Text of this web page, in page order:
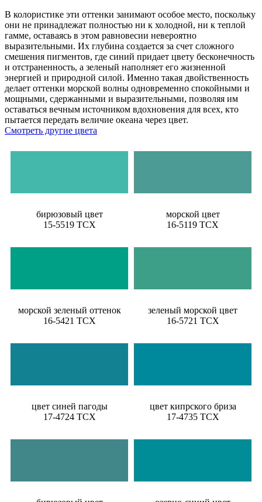
В колористике эти оттенки занимают особое место, поскольку
они не принадлежат полностью ни к холодной, ни к теплой
гамме, оставаясь в этом равновесии невероятно
выразительными. Их глубина создается за счет сложного
смешения пигментов, где синий придает цвету бесконечность
и отстраненность, а зеленый наполняет его жизненной
энергией и природной силой. Именно такая двойственность
делает оттенки морской волны одновременно спокойными и
мощными, сдержанными и выразительными, позволяя им
оставаться вечным источником вдохновения для всех, кто
пытается передать величие океана через цвет.
Смотреть другие цвета
бирюзовый цвет
15-5519 TCX
морской цвет
16-5119 TCX
морской зеленый оттенок
16-5421 TCX
зеленый морской цвет
16-5721 TCX
цвет синей пагоды
17-4724 TCX
цвет кипрского бриза
17-4735 TCX